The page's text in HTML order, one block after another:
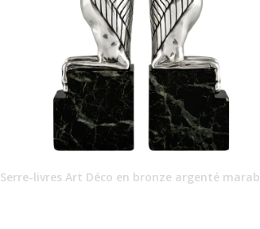
Serre-livres Art Déco en bronze argenté